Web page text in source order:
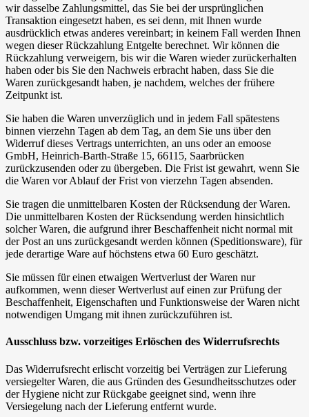
wir dasselbe Zahlungsmittel, das Sie bei der ursprünglichen
Transaktion eingesetzt haben, es sei denn, mit Ihnen wurde
ausdrücklich etwas anderes vereinbart; in keinem Fall werden Ihnen
wegen dieser Rückzahlung Entgelte berechnet. Wir können die
Rückzahlung verweigern, bis wir die Waren wieder zurückerhalten
haben oder bis Sie den Nachweis erbracht haben, dass Sie die
Waren zurückgesandt haben, je nachdem, welches der frühere
Zeitpunkt ist.
Sie haben die Waren unverzüglich und in jedem Fall spätestens
binnen vierzehn Tagen ab dem Tag, an dem Sie uns über den
Widerruf dieses Vertrags unterrichten, an uns oder an emoose
GmbH, Heinrich-Barth-Straße 15, 66115, Saarbrücken
zurückzusenden oder zu übergeben. Die Frist ist gewahrt, wenn Sie
die Waren vor Ablauf der Frist von vierzehn Tagen absenden.
Sie tragen die unmittelbaren Kosten der Rücksendung der Waren.
Die unmittelbaren Kosten der Rücksendung werden hinsichtlich
solcher Waren, die aufgrund ihrer Beschaffenheit nicht normal mit
der Post an uns zurückgesandt werden können (Speditionsware), für
jede derartige Ware auf höchstens etwa 60 Euro geschätzt.
Sie müssen für einen etwaigen Wertverlust der Waren nur
aufkommen, wenn dieser Wertverlust auf einen zur Prüfung der
Beschaffenheit, Eigenschaften und Funktionsweise der Waren nicht
notwendigen Umgang mit ihnen zurückzuführen ist.
Ausschluss bzw. vorzeitiges Erlöschen des Widerrufsrechts
Das Widerrufsrecht erlischt vorzeitig bei Verträgen zur Lieferung
versiegelter Waren, die aus Gründen des Gesundheitsschutzes oder
der Hygiene nicht zur Rückgabe geeignet sind, wenn ihre
Versiegelung nach der Lieferung entfernt wurde.